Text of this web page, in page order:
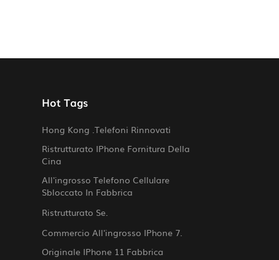
Hot Tags
Hong Kong .telefoni Rinnovati
Ristrutturato IPhone Fornitura Della
Cina
All'ingrosso Telefono Cellulare
Sbloccato In Fabbrica
Ristrutturato Se.
Commercio All'ingrosso IPhone 7.
Originale IPhone 11 Fabbrica